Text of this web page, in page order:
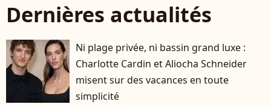
Dernières actualités
Ni plage privée, ni bassin grand luxe :
Charlotte Cardin et Aliocha Schneider
misent sur des vacances en toute
simplicité